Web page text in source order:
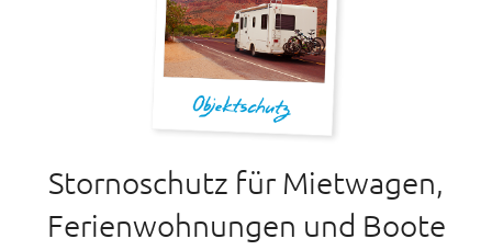
Stornoschutz für Mietwagen,
Ferienwohnungen und Boote